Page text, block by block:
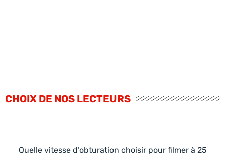
CHOIX DE NOS LECTEURS
Quelle vitesse d’obturation choisir pour filmer à 25